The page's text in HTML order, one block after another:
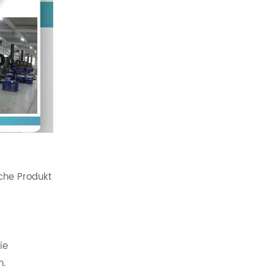
Produkt